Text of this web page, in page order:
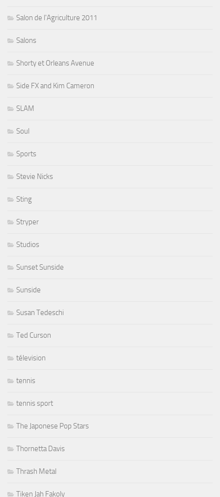
Salon de l'Agriculture 2011
Salons
Shorty et Orleans Avenue
Side FX and Kim Cameron
SLAM
Soul
Sports
Stevie Nicks
Sting
Stryper
Studios
Sunset Sunside
Sunside
Susan Tedeschi
Ted Curson
télevision
tennis
tennis sport
The Japonese Pop Stars
Thornetta Davis
Thrash Metal
Tiken Jah Fakoly